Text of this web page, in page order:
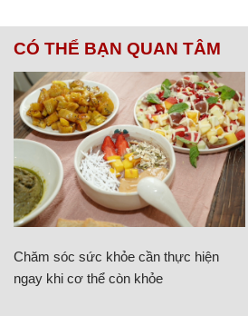
CÓ THỂ BẠN QUAN TÂM
Chăm sóc sức khỏe cần thực hiện
ngay khi cơ thể còn khỏe